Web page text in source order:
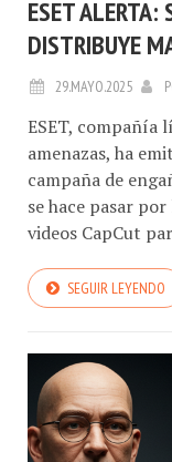
ESET ALERTA:
DISTRIBUYE
29.MAYO.2025
ESET, compañía
amenazas, ha
campaña de
se hace pasar
videos CapCut
SEGUIR LEYENDO